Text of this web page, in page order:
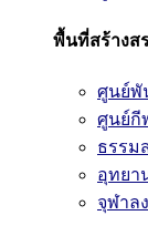
พื้นที่สร้างส
ศูนย์พั
ศูนย์กี
ธรรม
อุทยา
จุฬาล